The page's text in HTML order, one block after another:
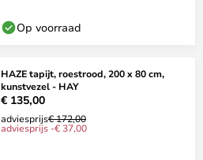
Op voorraad
HAZE tapijt, roestrood, 200 x 80 cm,
kunstvezel - HAY
€ 135,00
adviesprijs€ 172,00
adviesprijs -€ 37,00